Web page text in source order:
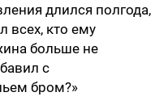
длился полгода,
всех, кто ему
больше не
с
бром?»